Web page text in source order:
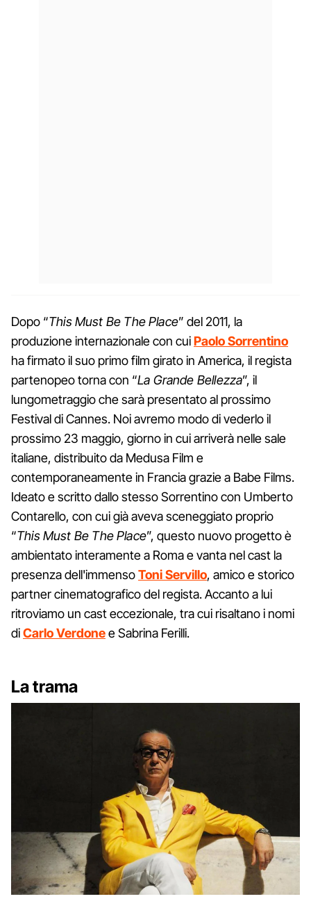
Dopo “This Must Be The Place” del 2011, la
produzione internazionale con cuiPaolo Sorrentino
ha firmato il suo primo film girato in America, il regista
partenopeo torna con “La Grande Bellezza”, il
lungometraggio che sarà presentato al prossimo
Festival di Cannes. Noi avremo modo di vederlo il
prossimo 23 maggio, giorno in cui arriverà nelle sale
italiane, distribuito da Medusa Film e
contemporaneamente in Francia grazie a Babe Films.
Ideato e scritto dallo stesso Sorrentino con Umberto
Contarello, con cui già aveva sceneggiato proprio
“This Must Be The Place”, questo nuovo progetto è
ambientato interamente a Roma e vanta nel cast la
presenza dell'immensoToni Servillo, amico e storico
partner cinematografico del regista. Accanto a lui
ritroviamo un cast eccezionale, tra cui risaltano i nomi
diCarlo VerdoneeSabrina Ferilli.
La trama